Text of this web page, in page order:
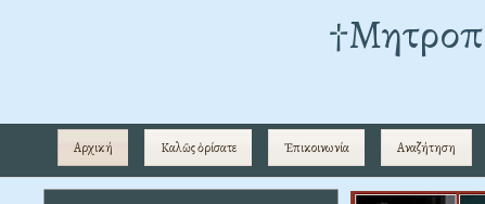
Αρχική Καλῶς ὁρίσατε Ἐπικοινωνία Αναζήτηση